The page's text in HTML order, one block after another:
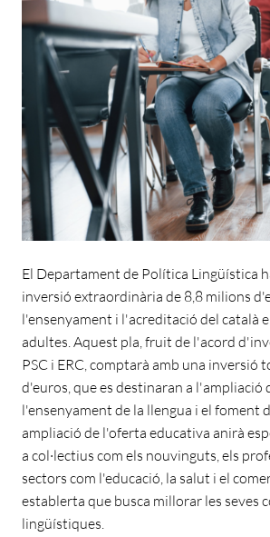
El Departament de Política Lingüística
inversió extraordinària de 8,8 milions
l'ensenyament i l'acreditació del català
adultes. Aquest pla, fruit de l'acord
PSC i ERC, comptarà amb una inversió
d'euros, que es destinaran a l'ampliació
l'ensenyament de la llengua i el foment
ampliació de l'oferta educativa anirà
a col·lectius com els nouvinguts, els
sectors com l'educació, la salut i el
establerta que busca millorar les seves
lingüístiques.